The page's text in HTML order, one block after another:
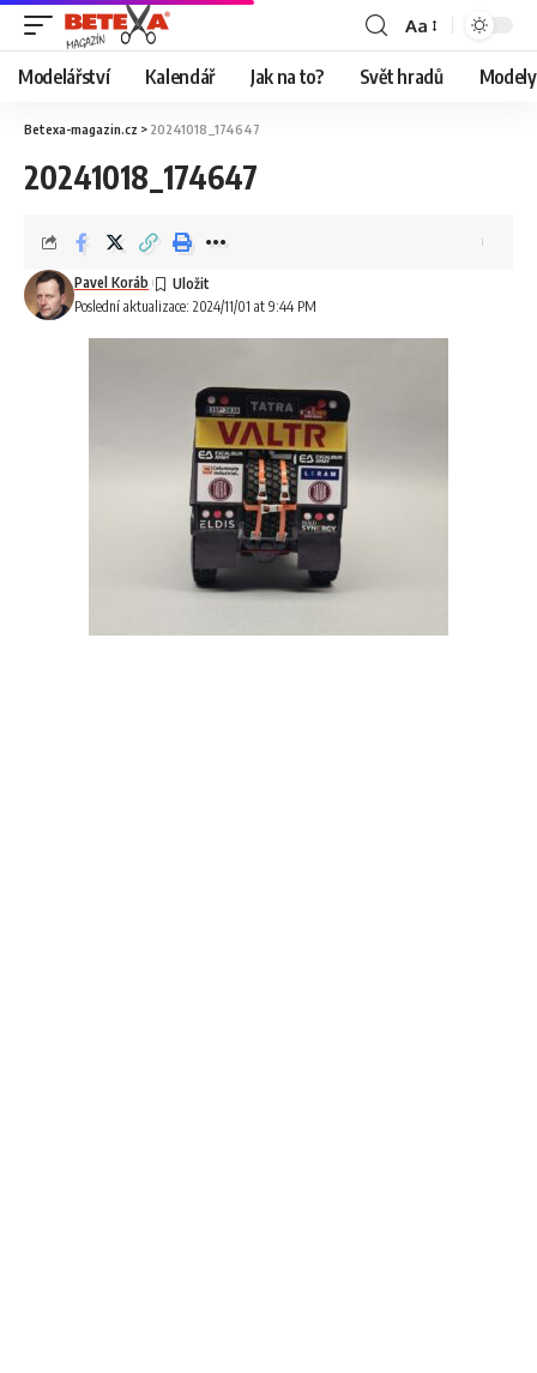
Aa
Modelářství Kalendář Jak na to? Svět hradů
Betexa-magazin.cz > 20241018_174647
20241018_174647
Poslední aktualizace: 2024/11/01 at 9:44 PM
Pavel Koráb